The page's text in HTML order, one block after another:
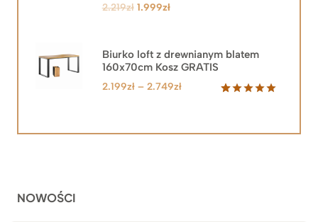
2.219zł Pierwotna
2.219zł.
1.999złAktualna
1.999zł.
Biurko loft z drewnianym blatem
160x70cm Kosz GRATIS
2.199zł – 2.749złZakres
2.199zł
NOWOŚCI